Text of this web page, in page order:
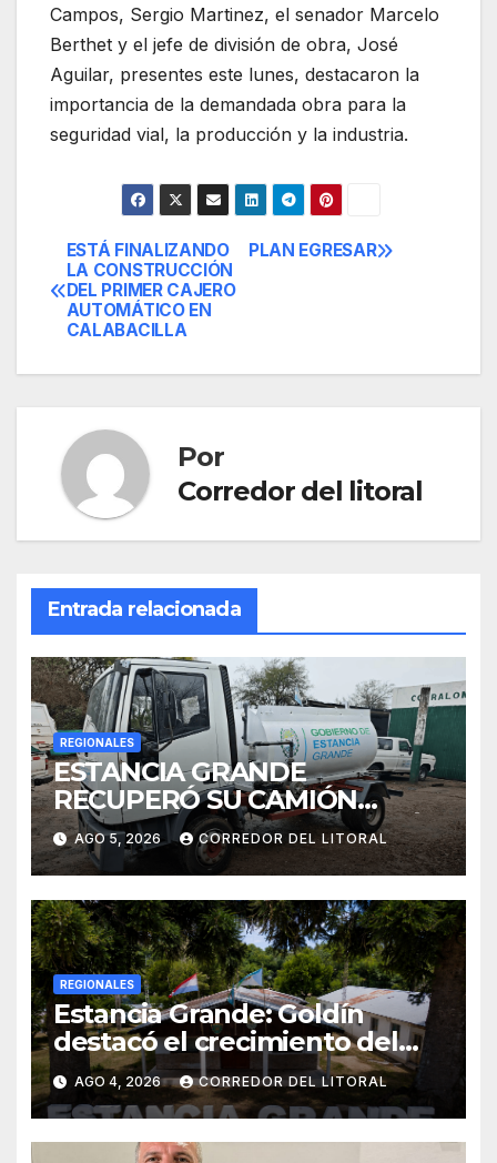
Campos, Sergio Martinez, el senador Marcelo
Berthet y el jefe de división de obra, José
Aguilar, presentes este lunes, destacaron la
importancia de la demandada obra para la
seguridad vial, la producción y la industria.
Navegación
de
PLAN EGRESAR
ESTÁ FINALIZANDO
LA CONSTRUCCIÓN
DEL PRIMER CAJERO
AUTOMÁTICO EN
CALABACILLA
Por
Corredor del litoral
Entrada relacionada
REGIONALES
ESTANCIA GRANDE
RECUPERÓ SU CAMIÓN
ATMOSFÉRICO Y MEJORARÁ
EL SERVICIO DE
SANEAMIENTO PARA LOS
VECINOS
AGO 5, 2026 CORREDOR DEL LITORAL
REGIONALES
Estancia Grande: Goldín
destacó el crecimiento del
municipio, anunció nuevas
obras y defendió su gestión
frente a las críticas
AGO 4, 2026 CORREDOR DEL LITORAL